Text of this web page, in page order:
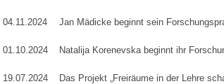
04.11.2024 Jan Mädicke beginnt sein
01.10.2024 Natalija Korenevska beginnt ihr
19.07.2024 Das Projekt „Freiräume in der Lehre